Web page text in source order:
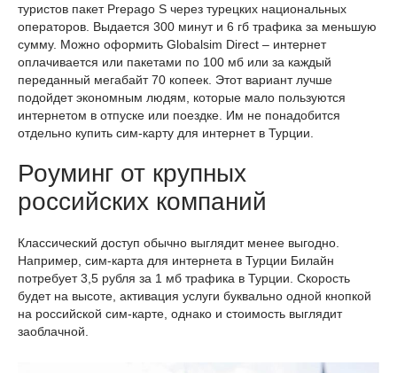
туристов пакет Prepago S через турецких национальных
операторов. Выдается 300 минут и 6 гб трафика за меньшую
сумму. Можно оформить Globalsim Direct – интернет
оплачивается или пакетами по 100 мб или за каждый
переданный мегабайт 70 копеек. Этот вариант лучше
подойдет экономным людям, которые мало пользуются
интернетом в отпуске или поездке. Им не понадобится
отдельно купить сим-карту для интернет в Турции.
Роуминг от крупных
российских компаний
Классический доступ обычно выглядит менее выгодно.
Например, сим-карта для интернета в Турции Билайн
потребует 3,5 рубля за 1 мб трафика в Турции. Скорость
будет на высоте, активация услуги буквально одной кнопкой
на российской сим-карте, однако и стоимость выглядит
заоблачной.